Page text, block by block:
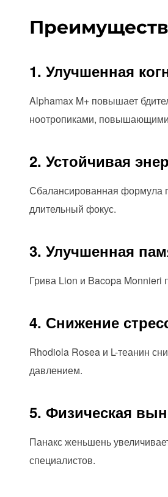
1. Улучшенная
Alphamax M+ повышает
ноотропиками,
2. Устойчивая
Сбалансированная формула
длительный фокус.
3. Улучшенная
Грива Lion и Bacopa
4. Снижение
Rhodiola Rosea и L-теанин
давлением.
5. Физическая
Панакс женьшень
специалистов.